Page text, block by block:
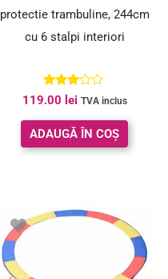
protectie trambuline, 244cm
cu 6 stalpi interiori
Evaluat
la
3.00
din 5
119.00 lei TVA inclus
ADAUGĂ ÎN COȘ